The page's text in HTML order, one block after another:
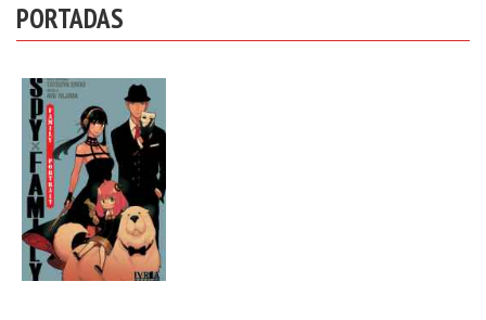
PORTADAS